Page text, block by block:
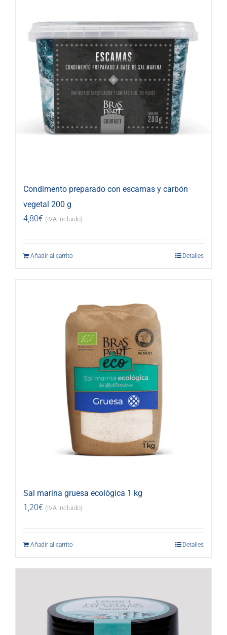
Condimento preparado con escamas y carbón
vegetal 200 g
4,80€ (IVA incluido)
Añadir al carrito Detalles
Sal marina gruesa ecológica 1 kg
1,20€ (IVA incluido)
Añadir al carrito Detalles